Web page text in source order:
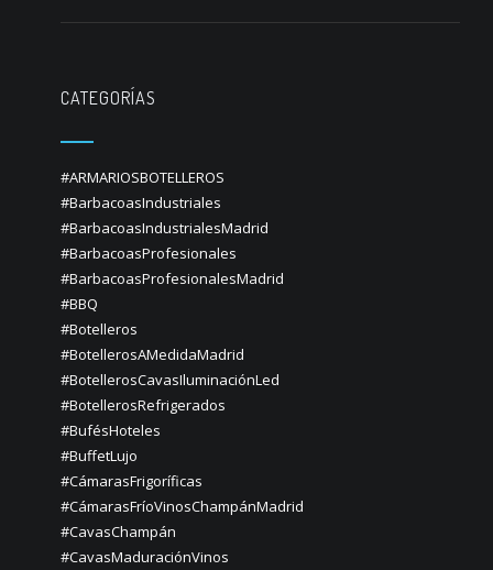
CATEGORÍAS
#ARMARIOSBOTELLEROS
#BarbacoasIndustriales
#BarbacoasIndustrialesMadrid
#BarbacoasProfesionales
#BarbacoasProfesionalesMadrid
#BBQ
#Botelleros
#BotellerosAMedidaMadrid
#BotellerosCavasIluminaciónLed
#BotellerosRefrigerados
#BufésHoteles
#BuffetLujo
#CámarasFrigoríficas
#CámarasFríoVinosChampánMadrid
#CavasChampán
#CavasMaduraciónVinos